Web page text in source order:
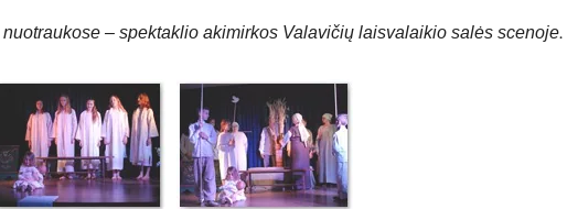
– spektaklio akimirkos Valavičių laisvalaikio salės scenoje.